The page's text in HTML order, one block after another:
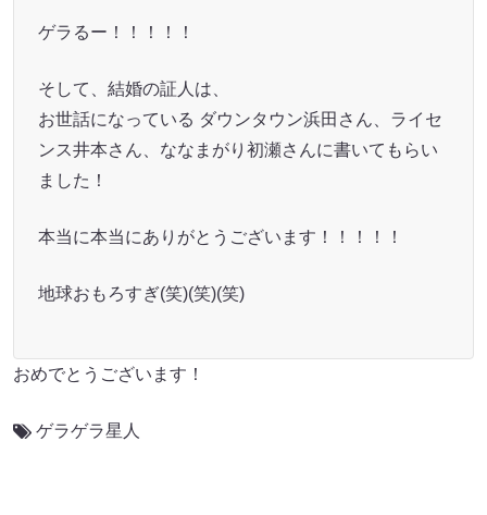
ゲラるー！！！！！
そして、結婚の証人は、
お世話になっている ダウンタウン浜田さん、ライセ
ンス井本さん、ななまがり初瀬さんに書いてもらい
ました！
本当に本当にありがとうございます！！！！！
地球おもろすぎ(笑)(笑)(笑)
おめでとうございます！
ゲラゲラ星人